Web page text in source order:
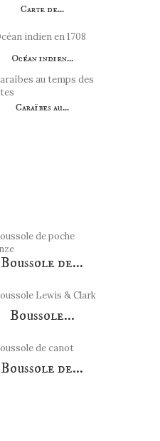
Carte de...
Océan indien...
Caraïbes au...
Boussole de...
Boussole...
Boussole de...